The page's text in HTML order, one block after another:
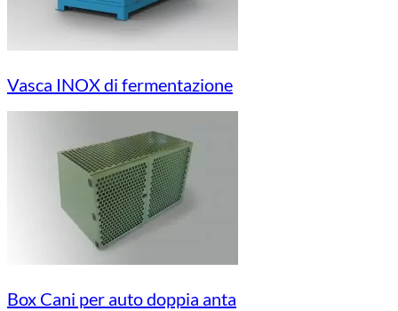
Vasca INOX di fermentazione
Box Cani per auto doppia anta